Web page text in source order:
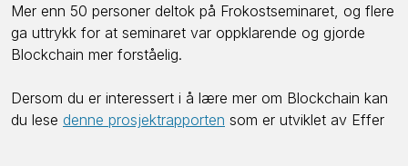
Mer enn 50 personer deltok på Frokostseminaret, og flere
ga uttrykk for at seminaret var oppklarende og gjorde
Blockchain mer forståelig.
Dersom du er interessert i å lære mer om Blockchain kan
du lese denne prosjektrapporten som er utviklet av Effer